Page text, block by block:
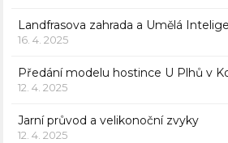
Landfrasova zahrada a Umělá
16. 4. 2025
Předání modelu hostince U Plhů v
12. 4. 2025
Jarní průvod a velikonoční zvyky
12. 4. 2025